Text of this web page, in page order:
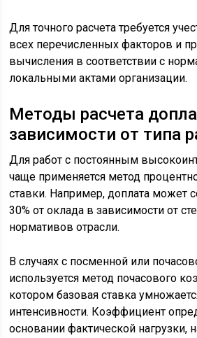
Для точного расчета требуется
всех перечисленных факторов и
вычисления в соответствии с
локальными актами организации.
Методы расчета
зависимости от типа
Для работ с постоянным
чаще применяется метод
ставки. Например, доплата может
30% от оклада в зависимости от
нормативов отрасли.
В случаях с посменной или
используется метод почасового
котором базовая ставка
интенсивности. Коэффициент
основании фактической нагрузки,